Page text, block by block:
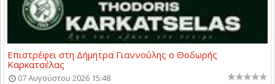
Επιστρέφει στη Δήμητρα Γιαννούλης ο Θοδωρής
Καρκατσέλας
07 Αυγούστου 2026 15:48